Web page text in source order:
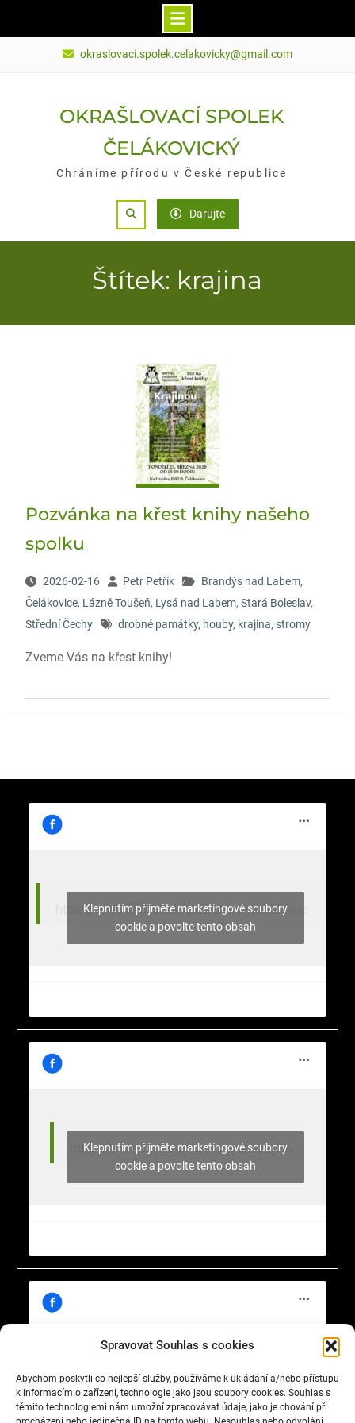
Spravovat Souhlas s cookies
Abychom poskytli co nejlepší služby, používáme k ukládání a/nebo přístupu
k informacím o zařízení, technologie jako jsou soubory cookies. Souhlas s
těmito technologiemi nám umožní zpracovávat údaje, jako je chování při
okraslovaci.spolek.celakovicky@gmail.com
OKRAŠLOVACÍ SPOLEK
ČELÁKOVICKÝ
Chráníme přírodu v České republice
Search Darujte
Štítek: krajina
Pozvánka na křest knihy našeho
spolku
2026-02-16 Petr Petřík Brandýs nad Labem,
Čelákovice, Lázně Toušeň, Lysá nad Labem, Stará Boleslav,
Střední Čechy
drobné památky, houby, krajina, stromy
Zveme Vás na křest knihy!
https://www.facebook.com/stromy.celakovic
Klepnutím přijměte marketingové soubory
cookie a povolte tento obsah
https://www.facebook.com/nasekrajina
Klepnutím přijměte marketingové soubory
cookie a povolte tento obsah
https://www.facebook.com/cisty.vzduch.v.Celakovicich
Klepnutím přijměte marketingové soubory
cookie a povolte tento obsah